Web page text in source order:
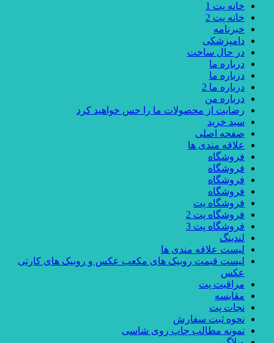
خانه پت 1
خانه پت 2
خبرنامه
دامپزشکی
در حال ساخت
درباره ما
درباره ما
درباره ما 2
درباره من
رضایت از محصولات ما را حس خواهید کرد
سبد خرید
صفحه اصلی
علاقه مندی ها
فروشگاه
فروشگاه
فروشگاه
فروشگاه
فروشگاه پت
فروشگاه پت 2
فروشگاه پت 3
لندینگ
لیست علاقه مندی ها
لیست قیمت روبیک های مکعب عکس و روبیک های کارتی
عکس
مراقبت پت
مقایسه
نجات پت
نحوه ثبت سفارش
نمونه مطالب چاپ روی شاسی